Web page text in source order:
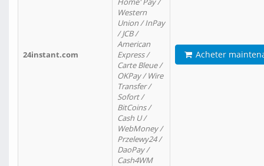
24instant.com
Western
Union / InPay
/ JCB /
American
Express /
Carte Bleue /
OKPay / Wire
Transfer /
Sofort /
BitCoins /
Cash U /
WebMoney /
Przelewy24 /
DaoPay /
Cash4WM
Acheter